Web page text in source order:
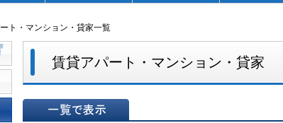
ト・マンション・貸家一覧
賃貸アパート・マンション・貸家